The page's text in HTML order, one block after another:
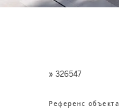
» 326547
Референс объекта